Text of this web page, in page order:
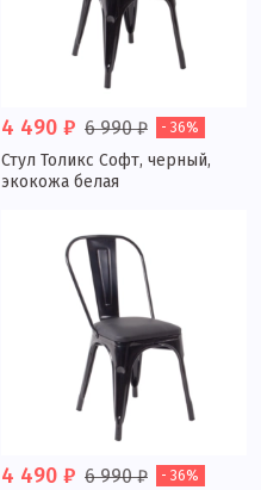
4 490 ₽ 6 990 ₽ - 36%
Стул Толикс Софт, черный,
экокожа белая
4 490 ₽ 6 990 ₽ - 36%